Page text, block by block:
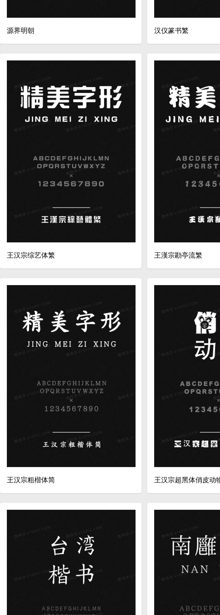
源界明朝 汉仪篆书繁
王汉宗综艺体繁 王漢宗勘亭流繁
王汉宗粗楷体简 王汉宗超黑体俏皮动